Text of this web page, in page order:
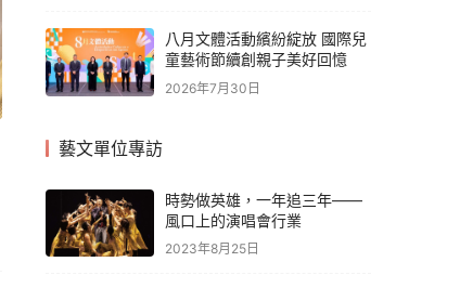
八月文體活動繽紛綻放 國際兒
童藝術節續創親子美好回憶
2026年7月30日
藝文單位專訪
時勢做英雄，一年追三年——
風口上的演唱會行業
2023年8月25日